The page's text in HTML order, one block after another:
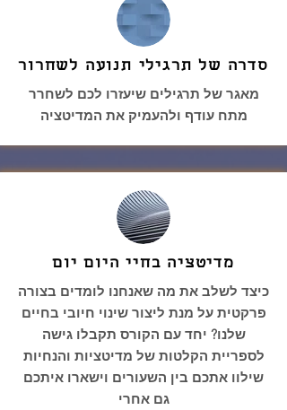
סדרה של תרגילי תנועה לשחרור
מאגר של תרגילים שיעזרו לכם לשחרר
מתח עודף ולהעמיק את המדיטציה
מדיטציה בחיי היום יום
כיצד לשלב את מה שאנחנו לומדים בצורה
פרקטית על מנת ליצור שינוי חיובי בחיים
שלנו? יחד עם הקורס תקבלו גישה
לספריית הקלטות של מדיטציות והנחיות
שילוו אתכם בין השעורים וישארו איתכם
גם אחרי